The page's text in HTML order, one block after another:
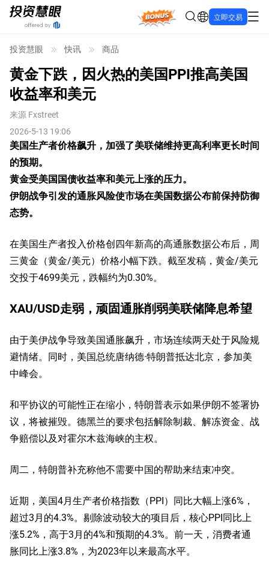
Bonus 立即交易
投资慧眼 快讯 商品
黄金下跌，因火热的美国PPI推高美国
收益率和美元
来源 Fxstreet
2026-5-13 19:06
美国生产者价格飙升，加强了美联储维持更高利率更长时间
的预期。
黄金受美国国债收益率和美元上涨的压力。
伊朗战争引发的通胀风险使市场在美国数据公布前保持防御
态势。
在美国生产者投入价格创四年新高的高通胀数据公布后，周
三黄金（黄金/美元）价格小幅下跌。截至发稿，黄金/美元
交投于4699美元，跌幅约为0.30%。
XAU/USD走弱，顽固通胀削弱美联储降息希望
由于美伊战争导致美国通胀飙升，市场连续两天处于风险规
避情绪。同时，美国总统唐纳德·特朗普抵达北京，参加美
中峰会。
和平协议的可能性正在缩小，特朗普表示如果伊朗不签署协
议，将被摧毁。德黑兰的要求包括解除制裁、解冻资金、战
争赔偿以及对霍尔木兹海峡的主权。
周二，特朗普补充称他不需要中国的帮助来结束冲突。
近期，美国4月生产者价格指数（PPI）同比大幅上涨6%，
超过3月的4.3%。剔除波动较大的项目后，核心PPI同比上
涨5.2%，高于3月的4%和预期的4.3%。前一天，消费者通
胀同比上涨3.8%，为2023年以来最高水平。